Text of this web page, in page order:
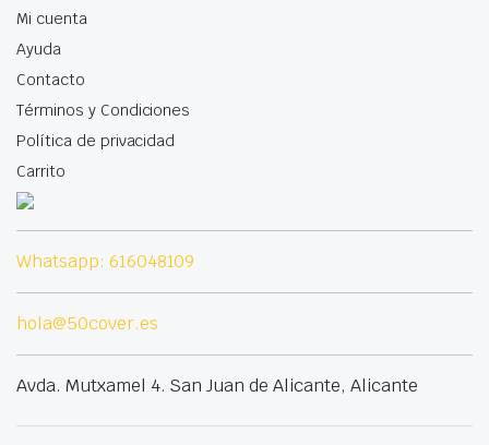
Mi cuenta
Ayuda
Contacto
Términos y Condiciones
Política de privacidad
Carrito
Whatsapp: 616048109
hola@50cover.es
Avda. Mutxamel 4. San Juan de Alicante, Alicante